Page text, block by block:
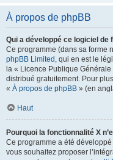
À propos de phpBB
Qui a développé ce logiciel
Ce programme (dans sa forme
phpBB Limited , qui en est le
la « Licence Publique
distribué gratuitement. Pour
« À propos de phpBB » (en
Haut
Pourquoi la fonctionnalité X
Ce programme a été
vous souhaitez proposer